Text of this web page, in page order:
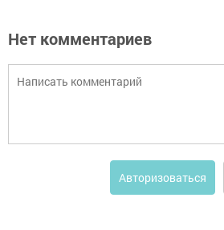
Нет комментариев
Авторизоваться